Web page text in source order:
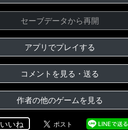
セーブデータから再開
アプリでプレイする
コメントを見る・送る
作者の他のゲームを見る
いいね